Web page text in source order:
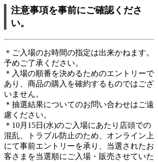
注意事項を事前にご確認くださ
い。
＊ご入場のお時間の指定は出来かねます。
予めご了承ください。
＊入場の順番を決めるためのエントリーで
あり、商品の購入を確約するものではござ
いません。
＊抽選結果についてのお問い合わせはご遠
慮ください。
＊10月15日(水)のご入場にあたり店頭での
混乱、トラブル防止のため、オンライン上
にて事前エントリーを承り、当選されたお
客さまを当選順にご入場・販売させていた